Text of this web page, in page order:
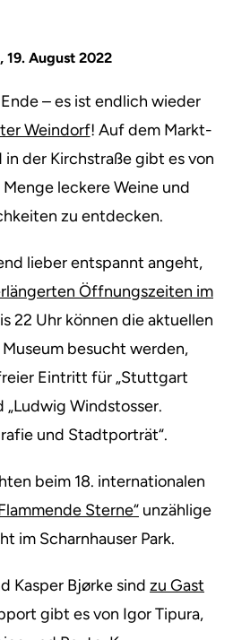
19. August 2022
– es ist endlich wieder
Weindorf! Auf dem Markt-
der Kirchstraße gibt es von
Menge leckere Weine und
zu entdecken.
lieber entspannt angeht,
Öffnungszeiten im
22 Uhr können die aktuellen
besucht werden,
Eintritt für „Stuttgart
„Ludwig Windstosser.
und Stadtporträt“.
beim 18. internationalen
Sterne“ unzählige
im Scharnhauser Park.
Kasper Bjørke sind zu Gast
gibt es von Igor Tipura,